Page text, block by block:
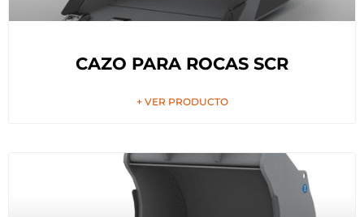
CAZO PARA ROCAS SCR
+ VER PRODUCTO